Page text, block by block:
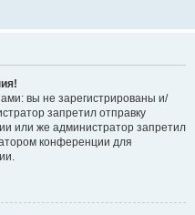
вы не зарегистрированы и/
запретил отправку
или же администратор запретил
конференции для